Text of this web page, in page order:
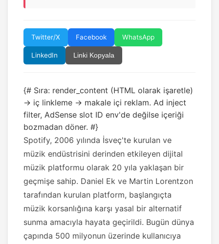
Twitter/X Facebook WhatsApp
LinkedIn Linki Kopyala
{# Sıra: render_content (HTML olarak işaretle)
→ iç linkleme → makale içi reklam. Ad inject
filter, AdSense slot ID env'de değilse içeriği
bozmadan döner. #}
Spotify, 2006 yılında İsveç'te kurulan ve
müzik endüstrisini derinden etkileyen dijital
müzik platformu olarak 20 yıla yaklaşan bir
geçmişe sahip. Daniel Ek ve Martin Lorentzon
tarafından kurulan platform, başlangıçta
müzik korsanlığına karşı yasal bir alternatif
sunma amacıyla hayata geçirildi. Bugün dünya
çapında 500 milyonun üzerinde kullanıcıya